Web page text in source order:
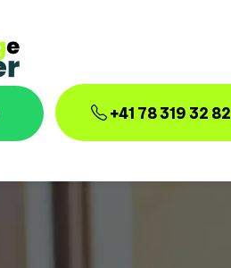
+41 78 319 32 82